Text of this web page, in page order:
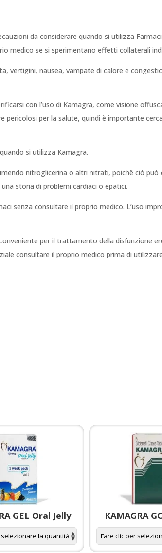
da considerare quando si utilizza
medico se si sperimentano effetti collaterali
vertigini, nausea, vampate di calore e
con l’uso di Kamagra, come visione
per la salute, quindi è importante
si utilizza Kamagra.
nitroglicerina o altri nitrati, poichê ciò può
storia di problemi cardiaci o epatici.
senza consultare il proprio medico. L’uso
per il trattamento della disfunzione
consultare il proprio medico prima di
GEL Oral Jelly KAMAGRA